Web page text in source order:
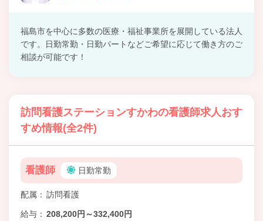
福島市を中心に多数の医療・福祉事業所を展開している法人
です。日勤常勤・日勤パートなどご希望に応じて働き方のご
相談が可能です！
訪問看護ステーションすかわの看護師求人おす
すめ情報(全2件)
看護師 日勤常勤
配属 訪問看護
給与 208,200円～332,400円